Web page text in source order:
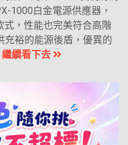
1000白金電源供應器，
式，性能也完美符合高階
充裕的能源後盾，優異的
繼續看下去